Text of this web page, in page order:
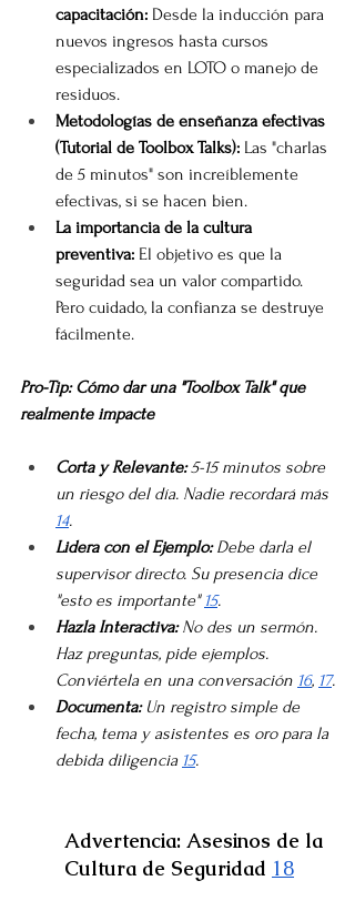
capacitación: Desde la inducción para
nuevos ingresos hasta cursos
especializados en LOTO o manejo de
residuos.
Metodologías de enseñanza efectivas
(Tutorial de Toolbox Talks): Las "charlas
de 5 minutos" son increíblemente
efectivas, si se hacen bien.
La importancia de la cultura
preventiva: El objetivo es que la
seguridad sea un valor compartido.
Pero cuidado, la confianza se destruye
fácilmente.
Pro-Tip: Cómo dar una "Toolbox Talk" que
realmente impacte
Corta y Relevante: 5-15 minutos sobre
un riesgo del día. Nadie recordará más
14.
Lidera con el Ejemplo: Debe darla el
supervisor directo. Su presencia dice
"esto es importante" 15.
Hazla Interactiva: No des un sermón.
Haz preguntas, pide ejemplos.
Conviértela en una conversación 16, 17.
Documenta: Un registro simple de
fecha, tema y asistentes es oro para la
debida diligencia 15.
Advertencia: Asesinos de la
Cultura de Seguridad 18